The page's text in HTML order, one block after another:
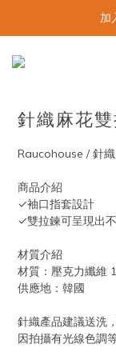
加
針織麻花
Raucohouse / 針
商品介紹
✓袖口指套設計
✓雙拉鍊可呈現出
材質介紹
材質：壓克力纖維
供應地：韓國
針織產品建議送洗
因拍攝有光線色調